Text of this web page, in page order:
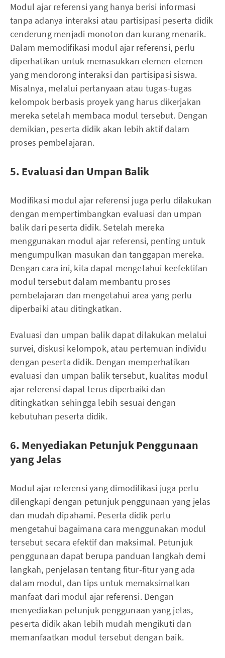
Modul ajar referensi yang hanya berisi informasi
tanpa adanya interaksi atau partisipasi peserta didik
cenderung menjadi monoton dan kurang menarik.
Dalam memodifikasi modul ajar referensi, perlu
diperhatikan untuk memasukkan elemen-elemen
yang mendorong interaksi dan partisipasi siswa.
Misalnya, melalui pertanyaan atau tugas-tugas
kelompok berbasis proyek yang harus dikerjakan
mereka setelah membaca modul tersebut. Dengan
demikian, peserta didik akan lebih aktif dalam
proses pembelajaran.
5. Evaluasi dan Umpan Balik
Modifikasi modul ajar referensi juga perlu dilakukan
dengan mempertimbangkan evaluasi dan umpan
balik dari peserta didik. Setelah mereka
menggunakan modul ajar referensi, penting untuk
mengumpulkan masukan dan tanggapan mereka.
Dengan cara ini, kita dapat mengetahui keefektifan
modul tersebut dalam membantu proses
pembelajaran dan mengetahui area yang perlu
diperbaiki atau ditingkatkan.
Evaluasi dan umpan balik dapat dilakukan melalui
survei, diskusi kelompok, atau pertemuan individu
dengan peserta didik. Dengan memperhatikan
evaluasi dan umpan balik tersebut, kualitas modul
ajar referensi dapat terus diperbaiki dan
ditingkatkan sehingga lebih sesuai dengan
kebutuhan peserta didik.
6. Menyediakan Petunjuk Penggunaan
yang Jelas
Modul ajar referensi yang dimodifikasi juga perlu
dilengkapi dengan petunjuk penggunaan yang jelas
dan mudah dipahami. Peserta didik perlu
mengetahui bagaimana cara menggunakan modul
tersebut secara efektif dan maksimal. Petunjuk
penggunaan dapat berupa panduan langkah demi
langkah, penjelasan tentang fitur-fitur yang ada
dalam modul, dan tips untuk memaksimalkan
manfaat dari modul ajar referensi. Dengan
menyediakan petunjuk penggunaan yang jelas,
peserta didik akan lebih mudah mengikuti dan
memanfaatkan modul tersebut dengan baik.